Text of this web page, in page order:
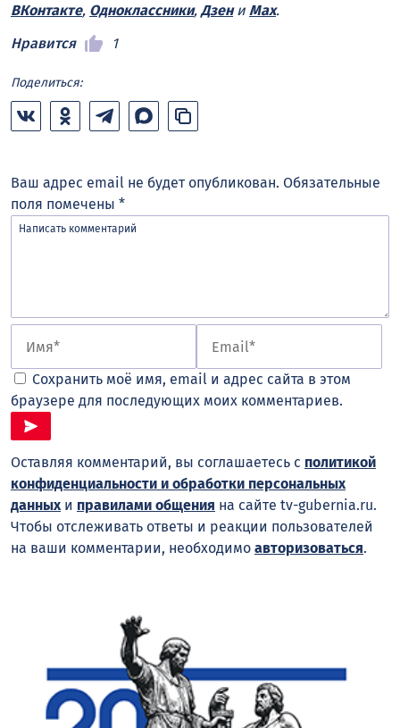
ВКонтакте, Одноклассники, Дзени Max.
Нравится
1
Поделиться:
Ваш адрес email не будет опубликован. Обязательные
поля помечены *
Сохранить моё имя, email и адрес сайта в этом
браузере для последующих моих комментариев.
Оставляя комментарий, вы соглашаетесь с политикой
конфиденциальности и обработки персональных
данныхи правилами общения на сайте tv-gubernia.ru.
Чтобы отслеживать ответы и реакции пользователей
на ваши комментарии, необходимо авторизоваться.